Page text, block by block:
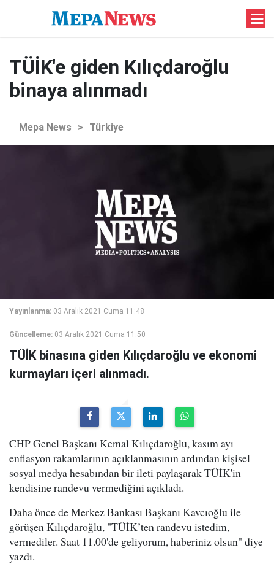
TÜİK'e giden Kılıçdaroğlu
binaya alınmadı
Mepa News > Türkiye
Yayınlanma: 03 Aralık 2021 Cuma 11:48
Güncelleme: 03 Aralık 2021 Cuma 11:50
TÜİK binasına giden Kılıçdaroğlu ve ekonomi
kurmayları içeri alınmadı.
CHP Genel Başkanı Kemal Kılıçdaroğlu, kasım ayı
enflasyon rakamlarının açıklanmasının ardından kişisel
sosyal medya hesabından bir ileti paylaşarak TÜİK'in
kendisine randevu vermediğini açıkladı.
Daha önce de Merkez Bankası Başkanı Kavcıoğlu ile
görüşen Kılıçdaroğlu, "TÜİK’ten randevu istedim,
vermediler. Saat 11.00'de geliyorum, haberiniz olsun" diye
yazdı.